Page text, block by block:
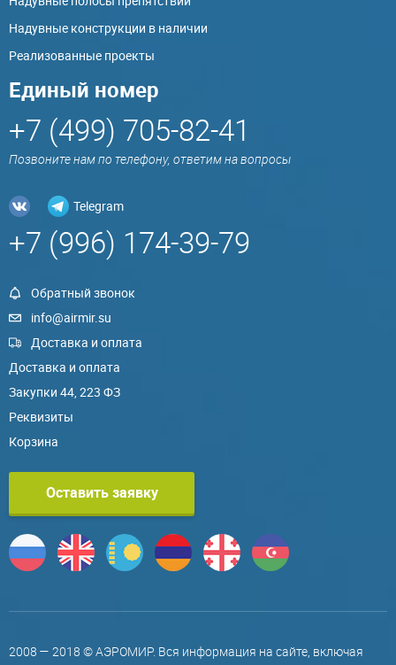
Надувные конструкции в наличии
Реализованные проекты
Единый номер
+7 (499) 705-82-41
Позвоните нам по телефону, ответим на вопросы
Telegram
+7 (996) 174-39-79
Обратный звонок
info@airmir.su
Доставка и оплата
Доставка и оплата
Закупки 44, 223 ФЗ
Реквизиты
Корзина
Оставить заявку
2008 — 2018 © АЭРОМИР. Вся информация на сайте, включая